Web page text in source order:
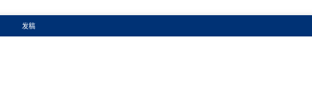
发稿